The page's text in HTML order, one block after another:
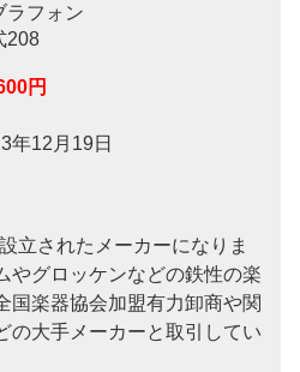
ラフォン
208
円
年12月19日
立されたメーカーになりま
やグロッケンなどの鉄性の楽
国楽器協会加盟有力卸商や関
の大手メーカーと取引してい